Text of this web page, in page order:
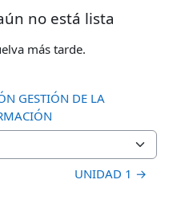
no está lista
más tarde.
GESTIÓN DE LA
UNIDAD 1 →